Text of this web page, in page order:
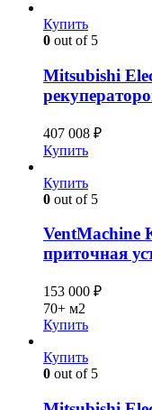
Купить
0 out of 5
Mitsubishi
407 008 ₽
Купить
Купить
0 out of 5
VentMachine
приточная
153 000 ₽
70+ м2
Купить
Купить
0 out of 5